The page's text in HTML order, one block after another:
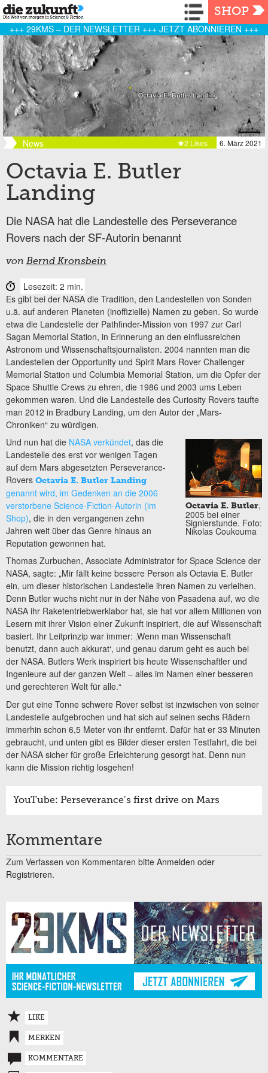
Navigation
SHOP
+++ 29KMS – DER NEWSLETTER +++ JETZT ABONNIEREN +++
News 6. März 2021
2 Likes
Octavia E. Butler
Landing
Die NASA hat die Landestelle des Perseverance
Rovers nach der SF-Autorin benannt
von Bernd Kronsbein
Lesezeit: 2 min.
Es gibt bei der NASA die Tradition, den Landestellen von Sonden
u.ä. auf anderen Planeten (inoffizielle) Namen zu geben. So wurde
etwa die Landestelle der Pathfinder-Mission von 1997 zur Carl
Sagan Memorial Station, in Erinnerung an den einflussreichen
Astronom und Wissenschaftsjournalisten. 2004 nannten man die
Landestellen der Opportunity und Spirit Mars Rover Challenger
Memorial Station und Columbia Memorial Station, um die Opfer der
Space Shuttle Crews zu ehren, die 1986 und 2003 ums Leben
gekommen waren. Und die Landestelle des Curiosity Rovers taufte
man 2012 in Bradbury Landing, um den Autor der „Mars-
Chroniken“ zu würdigen.
Octavia E. Butler,
2005 bei einer
Signierstunde. Foto:
Nikolas Coukouma
Und nun hat die NASA verkündet, das die
Landestelle des erst vor wenigen Tagen
auf dem Mars abgesetzten Perseverance-
Rovers Octavia E. Butler Landing
genannt wird, im Gedenken an die 2006
verstorbene Science-Fiction-Autorin (im
Shop), die in den vergangenen zehn
Jahren weit über das Genre hinaus an
Reputation gewonnen hat.
Thomas Zurbuchen, Associate Administrator for Space Science der
NASA, sagte: „Mir fällt keine bessere Person als Octavia E. Butler
ein, um dieser historischen Landestelle ihren Namen zu verleihen.
Denn Butler wuchs nicht nur in der Nähe von Pasadena auf, wo die
NASA ihr Raketentriebwerklabor hat, sie hat vor allem Millionen von
Lesern mit ihrer Vision einer Zukunft inspiriert, die auf Wissenschaft
basiert. Ihr Leitprinzip war immer: ‚Wenn man Wissenschaft
benutzt, dann auch akkurat‘, und genau darum geht es auch bei
der NASA. Butlers Werk inspiriert bis heute Wissenschaftler und
Ingenieure auf der ganzen Welt – alles im Namen einer besseren
und gerechteren Welt für alle.“
Der gut eine Tonne schwere Rover selbst ist inzwischen von seiner
Landestelle aufgebrochen und hat sich auf seinen sechs Rädern
immerhin schon 6,5 Meter von ihr entfernt. Dafür hat er 33 Minuten
gebraucht, und unten gibt es Bilder dieser ersten Testfahrt, die bei
der NASA sicher für große Erleichterung gesorgt hat. Denn nun
kann die Mission richtig losgehen!
YouTube: Perseverance’s first drive on Mars
Kommentare
Zum Verfassen von Kommentaren bitte Anmelden oder
Registrieren.
LIKE
MERKEN
KOMMENTARE